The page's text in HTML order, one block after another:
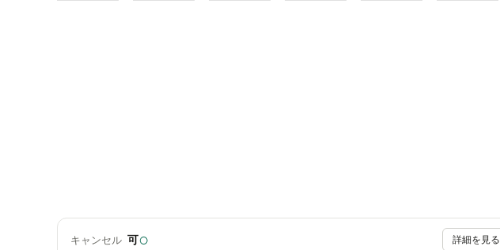
キャンセル 可○ 詳細を見る